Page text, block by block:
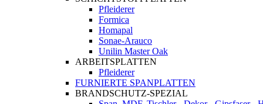
Pfleiderer
Formica
Homapal
Sonae-Arauco
Unilin Master Oak
ARBEITSPLATTEN
Pfleiderer
FURNIERTE SPANPLATTEN
BRANDSCHUTZ-SPEZIAL